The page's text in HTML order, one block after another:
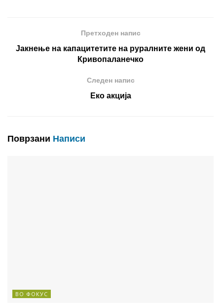
Претходен напис
Јакнење на капацитетите на руралните жени од
Кривопаланечко
Следен напис
Еко акција
Поврзани Написи
ВО ФОКУС